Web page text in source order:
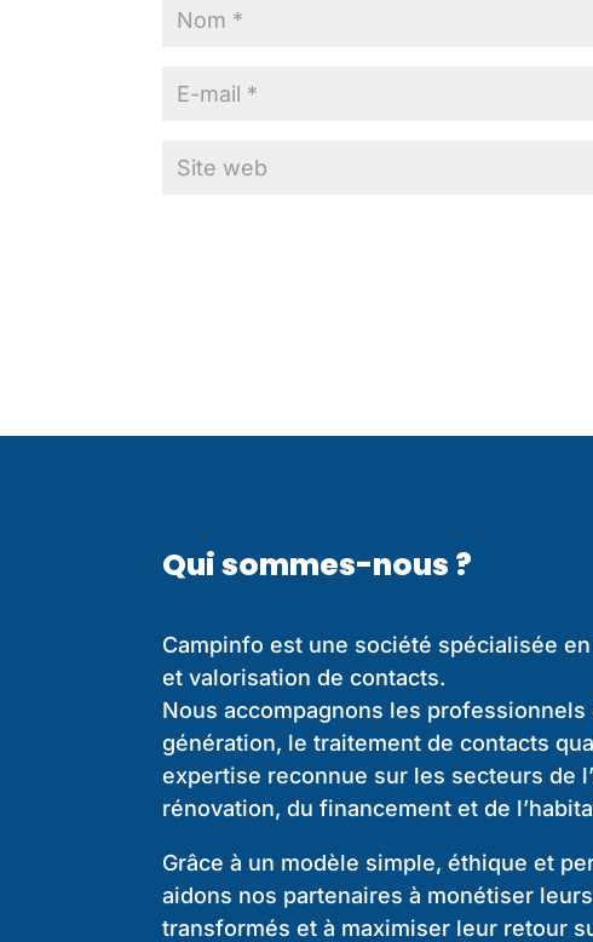
Qui sommes-nous ?
Campinfo est une société spécialisée
et valorisation de contacts.
Nous accompagnons les professionnels
génération, le traitement de contacts
expertise reconnue sur les secteurs de
rénovation, du financement et de
Grâce à un modèle simple, éthique et
aidons nos partenaires à monétiser
transformés et à maximiser leur retour